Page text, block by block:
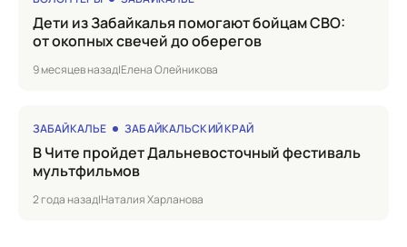
Дети из Забайкалья помогают бойцам СВО:
от окопных свечей до оберегов
9 месяцев назад|Елена Олейникова
ЗАБАЙКАЛЬЕ ЗАБАЙКАЛЬСКИЙ КРАЙ
в Чите пройдет Дальневосточный фестиваль
мультфильмов
2 года назад|Наталия Харланова